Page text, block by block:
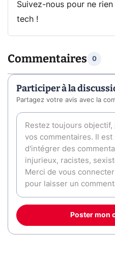
Suivez-nous pour ne
tech !
Commentaires 0
Participer à la
Partagez votre avis avec la
Poster mon